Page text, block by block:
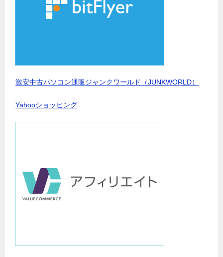
激安中古パソコン通販ジャンクワールド（JUNKWORLD）
Yahooショッピング